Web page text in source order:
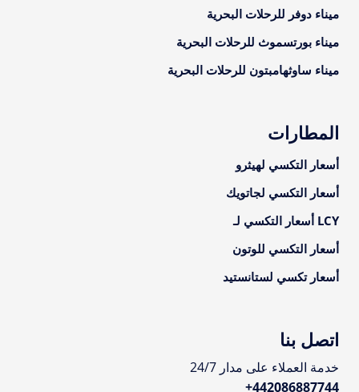
ميناء دوفر للرحلات البحرية
ميناء بورتسموث للرحلات البحرية
ميناء ساوثهامبتون للرحلات البحرية
المطارات
أسعار التكسي لهيثرو
أسعار التكسي لجاتويك
LCY أسعار التكسي لـ
أسعار التكسي للوتون
أسعار تكسي لستانستيد
اتصل بنا
خدمة العملاء على مدار 24/7
+442086887744